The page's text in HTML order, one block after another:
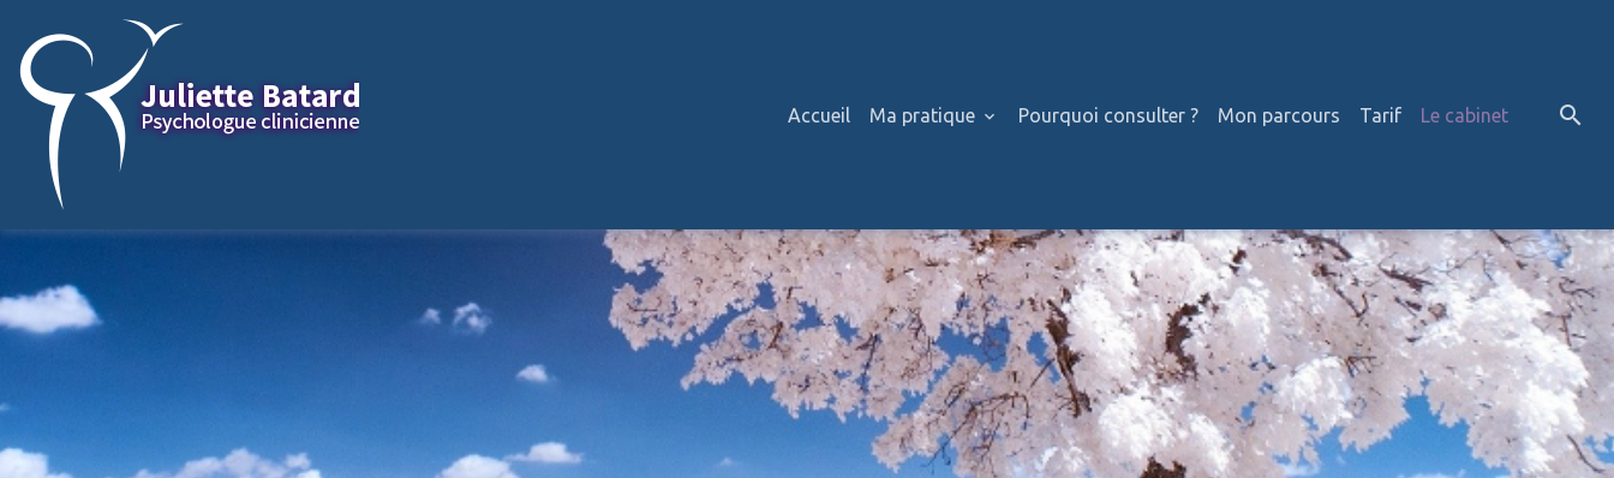
Accueil Ma pratique Pourquoi consulter ? Mon parcours Tarif Le cabinet